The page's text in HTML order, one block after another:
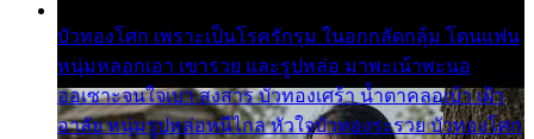
บัวทองโศก เพราะเป็นโรครักรุม ในอกกลัดกลุ้ม โดนแฟน
หนุ่มหลอกเอา เขารวย และรูปหล่อ มาพะเน้าพะนอ
ออเซาะจนใจเบา สงสาร บัวทองเศร้า น้ำตาคลอเบ้า เฝ้า
อาลัย หนุ่มรูปหล่อหนีไกล หัวใจบัวทองระรวย บัวทองโศก